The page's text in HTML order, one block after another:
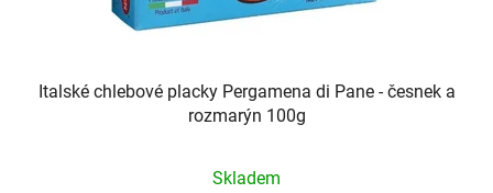
Italské chlebové placky Pergamena di Pane - česnek a
rozmarýn 100g
Skladem